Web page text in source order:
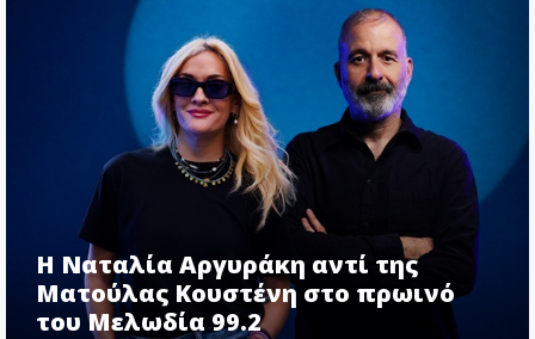
Η Ναταλία Αργυράκη αντί της
Ματούλας Κουστένη στο πρωινό
του Μελωδία 99.2